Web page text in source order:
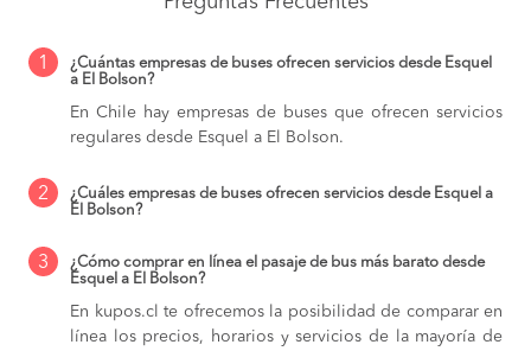
1
¿Cuántas empresas de buses ofrecen servicios desde Esquel
a El Bolson?
En Chile hay empresas de buses que ofrecen servicios
regulares desde Esquel a El Bolson.
2
¿Cuáles empresas de buses ofrecen servicios desde Esquel a
El Bolson?
3
¿Cómo comprar en línea el pasaje de bus más barato desde
Esquel a El Bolson?
En kupos.cl te ofrecemos la posibilidad de comparar en
línea los precios, horarios y servicios de la mayoría de